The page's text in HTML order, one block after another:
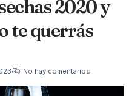
2020 y
te querrás
No hay comentarios